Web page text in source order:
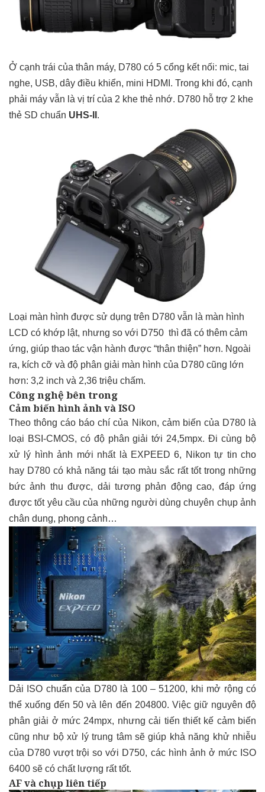
Ở cạnh trái của thân máy, D780 có 5 cổng kết nối: mic, tai
nghe, USB, dây điều khiển, mini HDMI. Trong khi đó, cạnh
phải máy vẫn là vị trí của 2 khe thẻ nhớ. D780 hỗ trợ 2 khe
thẻ SD chuẩn UHS-II .
Loại màn hình được sử dụng trên D780 vẫn là màn hình
LCD có khớp lật, nhưng so với D750 thì đã có thêm cảm
ứng, giúp thao tác vận hành được “thân thiện” hơn. Ngoài
ra, kích cỡ và độ phân giải màn hình của D780 cũng lớn
hơn: 3,2 inch và 2,36 triệu chấm.
Công nghệ bên trong
Cảm biến hình ảnh và ISO
Theo thông cáo báo chí của Nikon, cảm biến của D780 là
loại BSI-CMOS, có độ phân giải tới 24,5mpx. Đi cùng bộ
xử lý hình ảnh mới nhất là EXPEED 6, Nikon tự tin cho
hay D780 có khả năng tái tạo màu sắc rất tốt trong những
bức ảnh thu được, dải tương phản động cao, đáp ứng
được tốt yêu cầu của những người dùng chuyên chụp ảnh
chân dung, phong cảnh…
Dải ISO chuẩn của D780 là 100 – 51200, khi mở rộng có
thể xuống đến 50 và lên đến 204800. Việc giữ nguyên độ
phân giải ở mức 24mpx, nhưng cải tiến thiết kế cảm biến
cũng như bộ xử lý trung tâm sẽ giúp khả năng khử nhiễu
của D780 vượt trội so với D750, các hình ảnh ở mức ISO
6400 sẽ có chất lượng rất tốt.
AF và chụp liên tiếp